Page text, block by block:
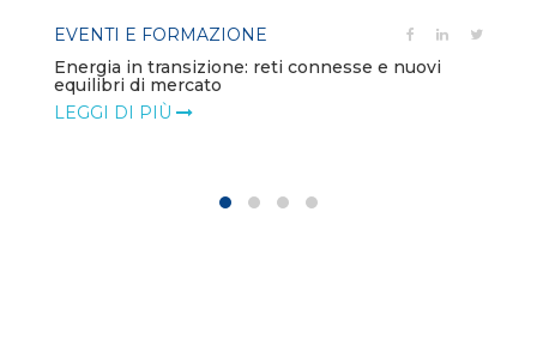
EVENTI E FORMAZIONE
Energia in transizione: reti connesse e nuovi
equilibri di mercato
LEGGI DI PIÙ